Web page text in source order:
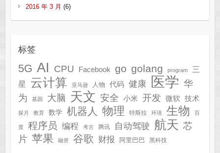
2016 年 3 月 (6)
标签
5G AI CPU Facebook go golang program
三
星
云计算 亚马逊 人物 代码 健康 医学 华
为
基因 大脑 天文 安全 小米 开发 微软 技术
探月 教育 数学 机器人 物理 特斯拉 环境 生物 百
度 程序员 编程 考古 腾讯 自动驾驶 航天 芯
片 苹果 融资 谷歌 财报 阿里巴巴 黑科技